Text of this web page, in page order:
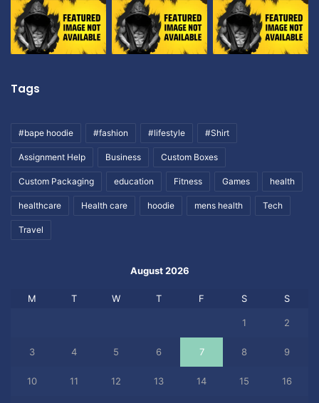
Tags
#bape hoodie #fashion #lifestyle #Shirt
Assignment Help Business Custom Boxes
Custom Packaging education Fitness Games health
healthcare Health care hoodie mens health Tech
Travel
August 2026
M T W T F S S
1 2
3 4 5 6 7 8 9
10 11 12 13 14 15 16